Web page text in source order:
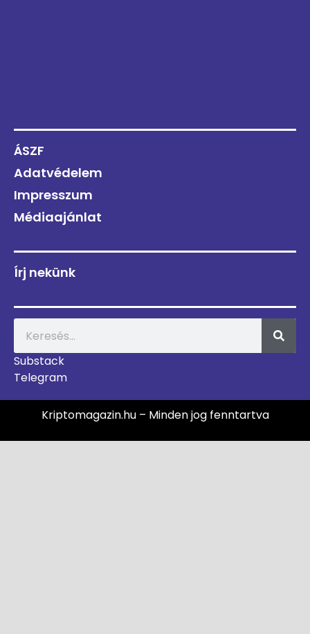
ÁSZF
Adatvédelem
Impresszum
Médiaajánlat
Írj nekünk
Substack
Telegram
Kriptomagazin.hu – Minden jog fenntartva